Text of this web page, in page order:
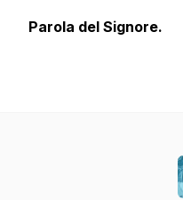
Parola del Signore.